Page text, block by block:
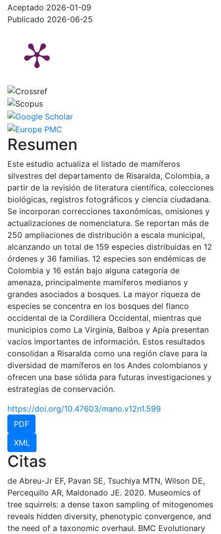
Aceptado 2026-01-09
Publicado 2026-06-25
Resumen
Este estudio actualiza el listado de mamíferos
silvestres del departamento de Risaralda, Colombia, a
partir de la revisión de literatura científica, colecciones
biológicas, registros fotográficos y ciencia ciudadana.
Se incorporan correcciones taxonómicas, omisiones y
actualizaciones de nomenclatura. Se reportan más de
250 ampliaciones de distribución a escala municipal,
alcanzando un total de 159 especies distribuidas en 12
órdenes y 36 familias. 12 especies son endémicas de
Colombia y 16 están bajo alguna categoría de
amenaza, principalmente mamíferos medianos y
grandes asociados a bosques. La mayor riqueza de
especies se concentra en los bosques del flanco
occidental de la Cordillera Occidental, mientras que
municipios como La Virginia, Balboa y Apía presentan
vacíos importantes de información. Estos resultados
consolidan a Risaralda como una región clave para la
diversidad de mamíferos en los Andes colombianos y
ofrecen una base sólida para futuras investigaciones y
estrategias de conservación.
https://doi.org/10.47603/mano.v12n1.599
PDF
XML
Citas
de Abreu-Jr EF, Pavan SE, Tsuchiya MTN, Wilson DE,
Percequillo AR, Maldonado JE. 2020. Museomics of
tree squirrels: a dense taxon sampling of mitogenomes
reveals hidden diversity, phenotypic convergence, and
the need of a taxonomic overhaul. BMC Evolutionary